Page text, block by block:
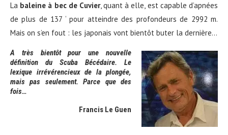
La baleine à bec de Cuvier, quant à elle, est capable d’apnées
de plus de 137 ‘ pour atteindre des profondeurs de 2992 m.
Mais on s’en fout : les japonais vont bientôt buter la dernière…
A très bientôt pour une nouvelle
définition du Scuba Bécédaire. Le
lexique irrévérencieux de la plongée,
mais pas seulement. Parce que des
fois…
Francis Le Guen